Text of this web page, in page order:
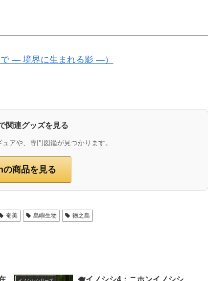
― 境界に生まれる影 ―）
関連グッズを見る
アや、専門図鑑が見つかります。
商品を見る
奄美 島嶼生物 徳之島
🐗イノシシ4：ニホンイノシシ